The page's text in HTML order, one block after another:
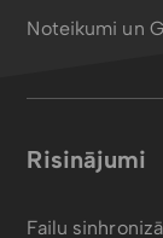
Noteikumi un
Risinājumi
Failu